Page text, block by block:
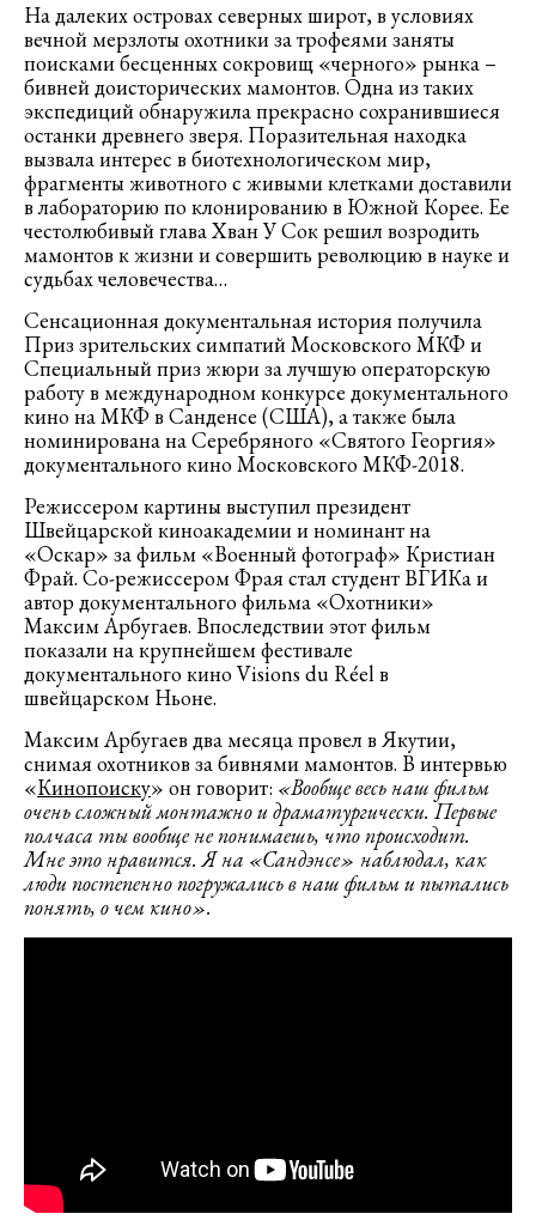
На далеких островах северных широт, в условиях
вечной мерзлоты охотники за трофеями заняты
поисками бесценных сокровищ «черного» рынка –
бивней доисторических мамонтов. Одна из таких
экспедиций обнаружила прекрасно сохранившиеся
останки древнего зверя. Поразительная находка
вызвала интерес в биотехнологическом мир,
фрагменты животного с живыми клетками доставили
в лабораторию по клонированию в Южной Корее. Ее
честолюбивый глава Хван У Сок решил возродить
мамонтов к жизни и совершить революцию в науке и
судьбах человечества…
Сенсационная документальная история получила
Приз зрительских симпатий Московского МКФ и
Специальный приз жюри за лучшую операторскую
работу в международном конкурсе документального
кино на МКФ в Санденсе (США), а также была
номинирована на Серебряного «Святого Георгия»
документального кино Московского МКФ-2018.
Режиссером картины выступил президент
Швейцарской киноакадемии и номинант на
«Оскар» за фильм «Военный фотограф» Кристиан
Фрай. Со-режиссером Фрая стал студент ВГИКа и
автор документального фильма «Охотники»
Максим Арбугаев. Впоследствии этот фильм
показали на крупнейшем фестивале
документального кино Visions du Réel в
швейцарском Ньоне.
Максим Арбугаев два месяца провел в Якутии,
снимая охотников за бивнями мамонтов. В интервью
«Кинопоиску» он говорит: «Вообще весь наш фильм
очень сложный монтажно и драматургически. Первые
полчаса ты вообще не понимаешь, что происходит.
Мне это нравится. Я на «Сандэнсе» наблюдал, как
люди постепенно погружались в наш фильм и пытались
понять, о чем кино».